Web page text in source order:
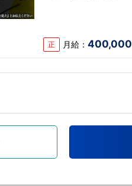
正 月給：400,000